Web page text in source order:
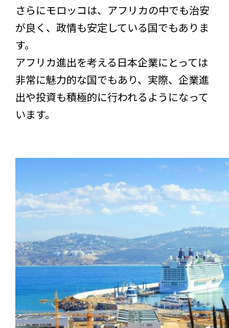
さらにモロッコは、アフリカの中でも治安
が良く、政情も安定している国でもありま
す。
アフリカ進出を考える日本企業にとっては
非常に魅力的な国でもあり、実際、企業進
出や投資も積極的に行われるようになって
います。